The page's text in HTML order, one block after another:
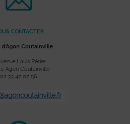
CONTACTER
d’Agon Coutainville
Louis Périer
Agon Coutainville
02 33 47 07 56